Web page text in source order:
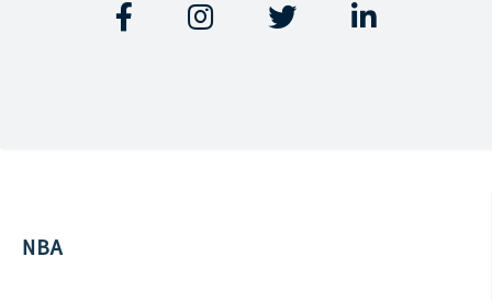
   
NBA